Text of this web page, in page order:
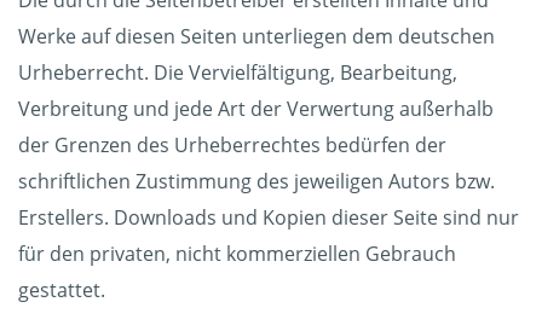
Werke auf diesen Seiten unterliegen dem deutschen
Urheberrecht. Die Vervielfältigung, Bearbeitung,
Verbreitung und jede Art der Verwertung außerhalb
der Grenzen des Urheberrechtes bedürfen der
schriftlichen Zustimmung des jeweiligen Autors bzw.
Erstellers. Downloads und Kopien dieser Seite sind nur
für den privaten, nicht kommerziellen Gebrauch
gestattet.